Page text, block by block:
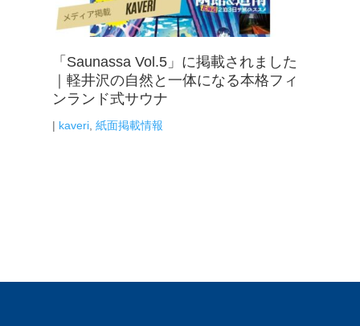
「Saunassa Vol.5」に掲載されました
｜軽井沢の自然と一体になる本格フィ
ンランド式サウナ
| kaveri, 紙面掲載情報